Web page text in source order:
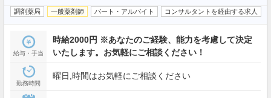
調剤薬局 一般薬剤師 パート・アルバイト コンサルタントを経由する求人
給与・手当
時給2000円 ※あなたのご経験、能力を考慮して決定
いたします。お気軽にご相談ください！
勤務時間
曜日,時間はお気軽にご相談ください